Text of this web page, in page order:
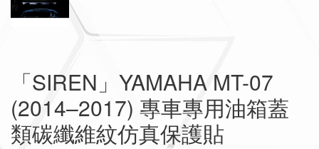
「SIREN」YAMAHA MT-07
(2014–2017) 專車專用油箱蓋
類碳纖維紋仿真保護貼